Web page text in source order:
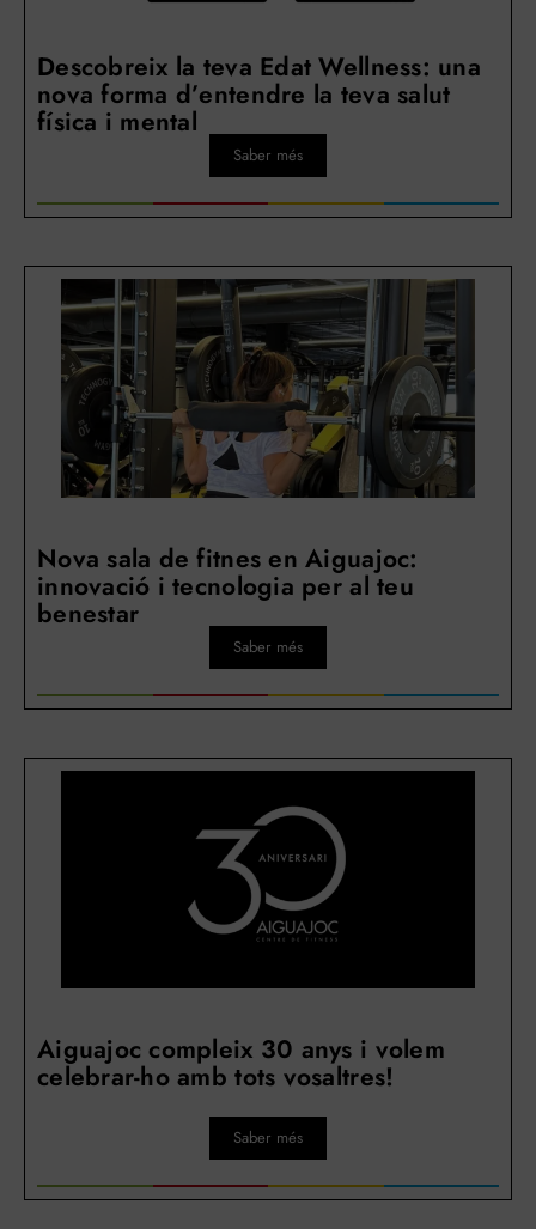
Descobreix la teva Edat Wellness: una
nova forma d’entendre la teva salut
física i mental
Saber més
Nova sala de fitnes en Aiguajoc:
innovació i tecnologia per al teu
benestar
Saber més
Aiguajoc compleix 30 anys i volem
celebrar-ho amb tots vosaltres!
Saber més